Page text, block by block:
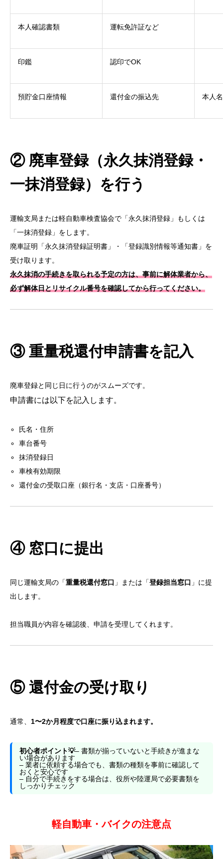
本人確認書類 運転免許証など
印鑑 認印でOK
預貯金口座情報 還付金の振込先 本人
② 廃車登録（永久抹消登録・
一抹消登録）を行う
運輸支局または軽自動車検査協会で「永久抹消登録」もしくは
「一抹消登録」をします。
廃車証明「永久抹消登録証明書」・「登録識別情報等通知書」を
受け取ります。
永久抹消の手続きを取られる予定の方は、事前に解体業者から、
必ず解体日とリサイクル番号を確認してから行ってください。
③ 重量税還付申請書を記入
廃車登録と同じ日に行うのがスムーズです。
申請書には以下を記入します。
氏名・住所
車台番号
抹消登録日
車検有効期限
還付金の受取口座（銀行名・支店・口座番号）
④ 窓口に提出
同じ運輸支局の「重量税還付窓口 」または「登録担当窓口 」に提
出します。
担当職員が内容を確認後、申請を受理してくれます。
⑤ 還付金の受け取り
通常、 1〜2か月程度で口座に振り込まれます。
初心者ポイント💡– 書類が揃っていないと手続きが進まな
い場合があります
– 業者に依頼する場合でも、書類の種類を事前に確認して
おくと安心です
– 自分で手続きをする場合は、役所や陸運局で必要書類を
しっかりチェック
軽自動車・バイクの注意点